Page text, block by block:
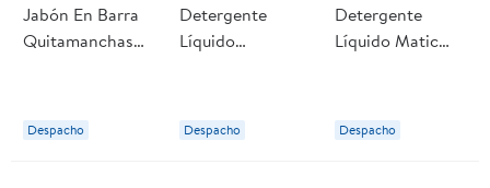
Jabón En Barra
Quitamanchas
Despacho
Detergente
Líquido
Popeye
Despacho
Detergente
Líquido Matic
500 ml Omo
Despacho